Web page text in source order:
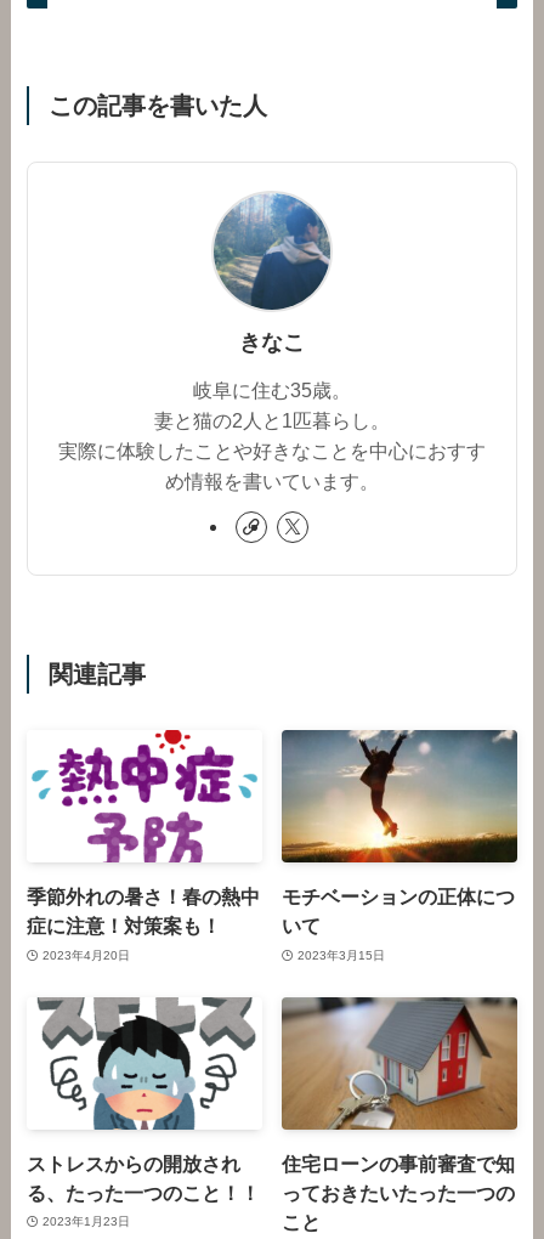
この記事を書いた人
きなこ
岐阜に住む35歳。
妻と猫の2人と1匹暮らし。
実際に体験したことや好きなことを中心におすす
め情報を書いています。
関連記事
季節外れの暑さ！春の熱中
症に注意！対策案も！
2023年4月20日
モチベーションの正体につ
いて
2023年3月15日
ストレスからの開放され
る、たった一つのこと！！
2023年1月23日
住宅ローンの事前審査で知
っておきたいたった一つの
こと